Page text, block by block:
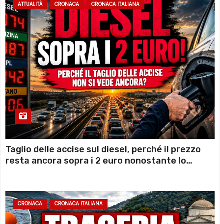
ATTUALITÀ CRONACA CRONACA ITALIANA
Taglio delle accise sul diesel, perché il prezzo
resta ancora sopra i 2 euro nonostante lo
CRONACA CRONACA ITALIANA